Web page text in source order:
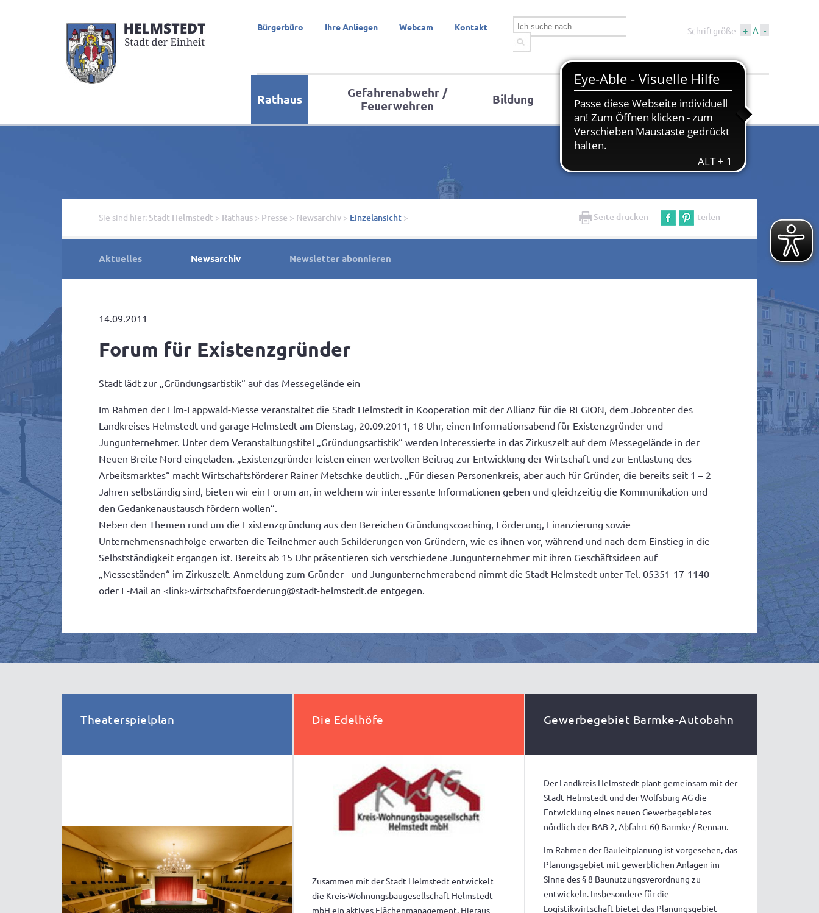
Bürgerbüro Ihre Anliegen Webcam Kontakt Schriftgröße + A -
Rathaus
Gefahrenabwehr /
Feuerwehren
Bildung
Wirtschaft &
Bauen
Tourismus &
Kultur
Sie sind hier: Stadt Helmstedt > Rathaus > Presse > Newsarchiv > Einzelansicht > Seite drucken teilen
Aktuelles Newsarchiv Newsletter abonnieren
14.09.2011
Forum für Existenzgründer
Stadt lädt zur „Gründungsartistik“ auf das Messegelände ein
Im Rahmen der Elm-Lappwald-Messe veranstaltet die Stadt Helmstedt in Kooperation mit der Allianz für die REGION, dem Jobcenter des
Landkreises Helmstedt und garage Helmstedt am Dienstag, 20.09.2011, 18 Uhr, einen Informationsabend für Existenzgründer und
Jungunternehmer. Unter dem Veranstaltungstitel „Gründungsartistik“ werden Interessierte in das Zirkuszelt auf dem Messegelände in der
Neuen Breite Nord eingeladen. „Existenzgründer leisten einen wertvollen Beitrag zur Entwicklung der Wirtschaft und zur Entlastung des
Arbeitsmarktes“ macht Wirtschaftsförderer Rainer Metschke deutlich. „Für diesen Personenkreis, aber auch für Gründer, die bereits seit 1 – 2
Jahren selbständig sind, bieten wir ein Forum an, in welchem wir interessante Informationen geben und gleichzeitig die Kommunikation und
den Gedankenaustausch fördern wollen“.
Neben den Themen rund um die Existenzgründung aus den Bereichen Gründungscoaching, Förderung, Finanzierung sowie
Unternehmensnachfolge erwarten die Teilnehmer auch Schilderungen von Gründern, wie es ihnen vor, während und nach dem Einstieg in die
Selbstständigkeit ergangen ist. Bereits ab 15 Uhr präsentieren sich verschiedene Jungunternehmer mit ihren Geschäftsideen auf
„Messeständen“ im Zirkuszelt. Anmeldung zum Gründer- und Jungunternehmerabend nimmt die Stadt Helmstedt unter Tel. 05351-17-1140
oder E-Mail an <link>wirtschaftsfoerderung@stadt-helmstedt.de entgegen.
Theaterspielplan Die Edelhöfe
Zusammen mit der Stadt Helmstedt entwickelt
die Kreis-Wohnungsbaugesellschaft Helmstedt
mbH ein aktives Flächenmanagement. Hieraus
Gewerbegebiet Barmke-Autobahn
Der Landkreis Helmstedt plant gemeinsam mit der
Stadt Helmstedt und der Wolfsburg AG die
Entwicklung eines neuen Gewerbegebietes
nördlich der BAB 2, Abfahrt 60 Barmke / Rennau.
Im Rahmen der Bauleitplanung ist vorgesehen, das
Planungsgebiet mit gewerblichen Anlagen im
Sinne des § 8 Baunutzungsverordnung zu
entwickeln. Insbesondere für die
Logistikwirtschaft bietet das Planungsgebiet